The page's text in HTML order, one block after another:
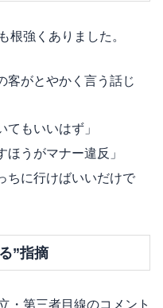
根強くありました。
客がとやかく言う話じ
てもいいはず」
ほうがマナー違反」
ちに行けばいいだけで
”指摘
・第三者目線のコメント